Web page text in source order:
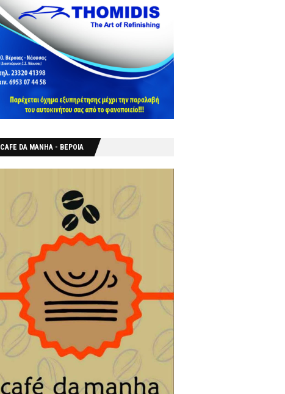
CAFE DA MANHA - ΒΕΡΟΙΑ